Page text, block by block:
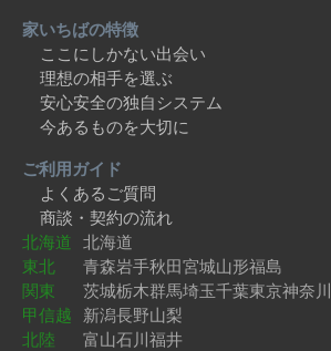
家いちばの特徴
ここにしかない出会い
理想の相手を選ぶ
安心安全の独自システム
今あるものを大切に
ご利用ガイド
よくあるご質問
商談・契約の流れ
北海道 北海道
東北
青森岩手秋田宮城山形福島
関東
茨城栃木群馬埼玉千葉東京神奈川
甲信越 新潟長野山梨
北陸
富山石川福井